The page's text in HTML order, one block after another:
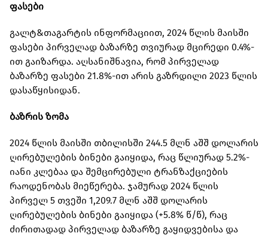
ფასები
გალტ&თაგარტის ინფორმაციით, 2024 წლის მაისში
ფასები პირველად ბაზარზე თვიურად მცირედი 0.4%-
ით გაიზარდა. აღსანიშნავია, რომ პირველად
ბაზარზე ფასები 21.8%-ით არის გაზრდილი 2023 წლის
დასაწყისიდან.
ბაზრის ზომა
2024 წლის მაისში თბილისში 244.5 მლნ აშშ დოლარის
ღირებულების ბინები გაიყიდა, რაც წლიურად 5.2%-
იანი კლებაა და შემცირებული ტრანზაქციების
რაოდენობას მიეწერება. ჯამურად 2024 წლის
პირველ 5 თვეში 1,209.7 მლნ აშშ დოლარის
ღირებულების ბინები გაიყიდა (+5.8% წ/წ), რაც
ძირითადად პირველად ბაზარზე გაყიდვებისა და